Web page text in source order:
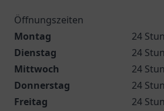
Öffnungszeiten
Montag
24
Dienstag
24
Mittwoch
24
Donnerstag
24
Freitag
24